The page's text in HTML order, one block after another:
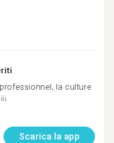
la culture
Scarica la app